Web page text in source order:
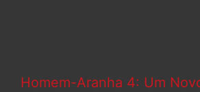
Homem-Aranha 4: Um